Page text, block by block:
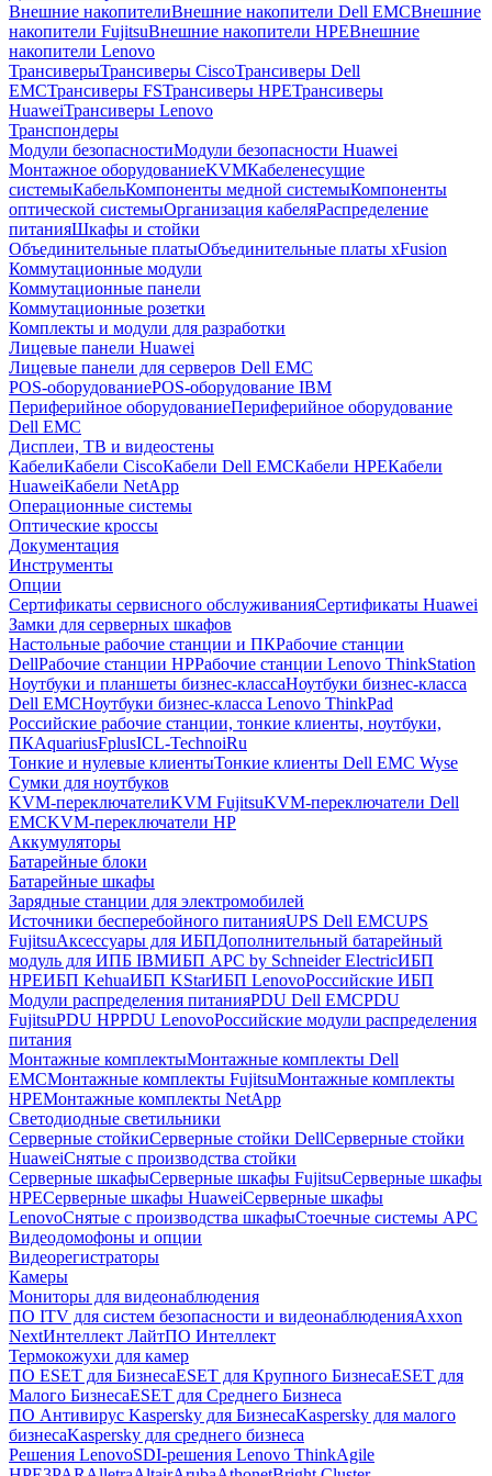
Внешние накопителиВнешние накопители Dell EMCВнешние
накопители FujitsuВнешние накопители HPEВнешние
накопители Lenovo
ТрансиверыТрансиверы CiscoТрансиверы Dell
EMCТрансиверы FSТрансиверы HPEТрансиверы
HuaweiТрансиверы Lenovo
Транспондеры
Модули безопасностиМодули безопасности Huawei
Монтажное оборудованиеKVMКабеленесущие
системыКабельКомпоненты медной системыКомпоненты
оптической системыОрганизация кабеляРаспределение
питанияШкафы и стойки
Объединительные платыОбъединительные платы xFusion
Коммутационные модули
Коммутационные панели
Коммутационные розетки
Комплекты и модули для разработки
Лицевые панели Huawei
Лицевые панели для серверов Dell EMC
POS-оборудованиеPOS-оборудование IBM
Периферийное оборудованиеПериферийное оборудование
Dell EMC
Дисплеи, ТВ и видеостены
КабелиКабели CiscoКабели Dell EMCКабели HPEКабели
HuaweiКабели NetApp
Операционные системы
Оптические кроссы
Документация
Инструменты
Опции
Сертификаты сервисного обслуживанияСертификаты Huawei
Замки для серверных шкафов
Настольные рабочие станции и ПКРабочие станции
DellРабочие станции HPРабочие станции Lenovo ThinkStation
Ноутбуки и планшеты бизнес-классаНоутбуки бизнес-класса
Dell EMCНоутбуки бизнес-класса Lenovo ThinkPad
Российские рабочие станции, тонкие клиенты, ноутбуки,
ПКAquariusFplusICL-TechnoiRu
Тонкие и нулевые клиентыТонкие клиенты Dell EMC Wyse
Сумки для ноутбуков
KVM-переключателиKVM FujitsuKVM-переключатели Dell
EMCKVM-переключатели HP
Аккумуляторы
Батарейные блоки
Батарейные шкафы
Зарядные станции для электромобилей
Источники бесперебойного питанияUPS Dell EMCUPS
FujitsuАксессуары для ИБПДополнительный батарейный
модуль для ИПБ IBMИБП APC by Schneider ElectricИБП
HPEИБП KehuaИБП KStarИБП LenovoРоссийские ИБП
Модули распределения питанияPDU Dell EMCPDU
FujitsuPDU HPPDU LenovoРоссийские модули распределения
питания
Монтажные комплектыМонтажные комплекты Dell
EMCМонтажные комплекты FujitsuМонтажные комплекты
HPEМонтажные комплекты NetApp
Светодиодные светильники
Серверные стойкиСерверные стойки DellСерверные стойки
HuaweiСнятые с производства стойки
Серверные шкафыСерверные шкафы FujitsuСерверные шкафы
HPEСерверные шкафы HuaweiСерверные шкафы
LenovoСнятые с производства шкафыСтоечные системы APC
Видеодомофоны и опции
Видеорегистраторы
Камеры
Мониторы для видеонаблюдения
ПО ITV для систем безопасности и видеонаблюденияAxxon
NextИнтеллект ЛайтПО Интеллект
Термокожухи для камер
ПО ESET для БизнесаESET для Крупного БизнесаESET для
Малого БизнесаESET для Среднего Бизнеса
ПО Антивирус Kaspersky для БизнесаKaspersky для малого
бизнесаKaspersky для среднего бизнеса
Решения LenovoSDI-решения Lenovo ThinkAgile